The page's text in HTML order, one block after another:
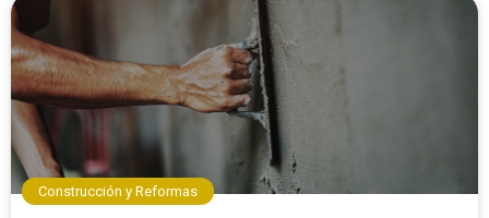
Construcción y Reformas